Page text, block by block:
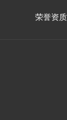
荣誉资质